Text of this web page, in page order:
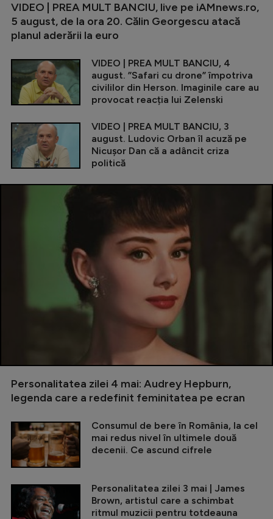
VIDEO | PREA MULT BANCIU, live pe iAMnews.ro,
5 august, de la ora 20. Călin Georgescu atacă
planul aderării la euro
VIDEO | PREA MULT BANCIU, 4
august. ”Safari cu drone” împotriva
civililor din Herson. Imaginile care au
provocat reacția lui Zelenski
VIDEO | PREA MULT BANCIU, 3
august. Ludovic Orban îl acuză pe
Nicușor Dan că a adâncit criza
politică
Personalitatea zilei 4 mai: Audrey Hepburn,
legenda care a redefinit feminitatea pe ecran
Consumul de bere în România, la cel
mai redus nivel în ultimele două
decenii. Ce ascund cifrele
Personalitatea zilei 3 mai | James
Brown, artistul care a schimbat
ritmul muzicii pentru totdeauna